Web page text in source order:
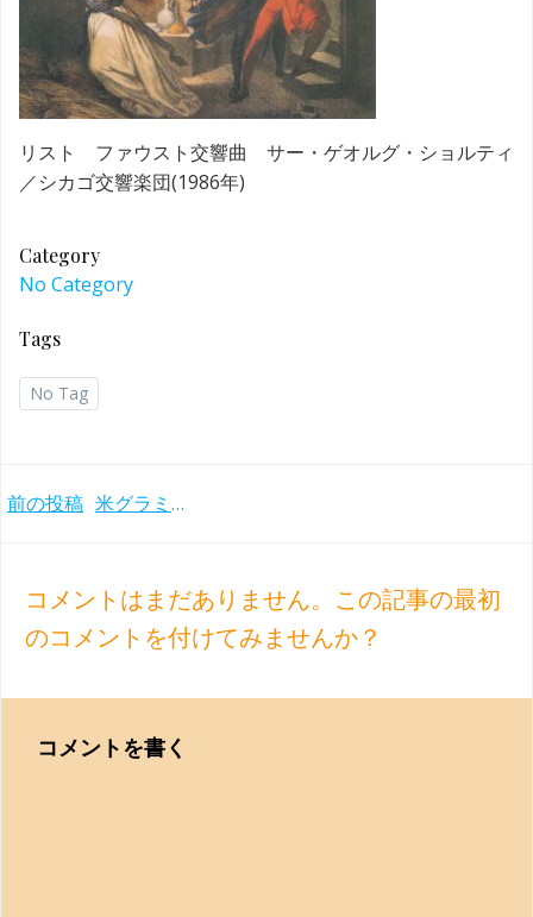
リスト ファウスト交響曲 サー・ゲオルグ・ショルティ
／シカゴ交響楽団(1986年)
Category
No Category
Tags
No Tag
Post
前の投稿 米グラミー賞受賞。無視され続けたリストの傑作「ファウスト交響曲」ショルティ／シカゴ響(1986年)
コメントはまだありません。この記事の最初
のコメントを付けてみませんか？
コメントを書く